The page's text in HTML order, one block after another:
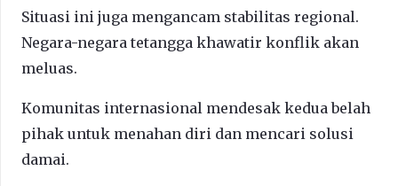
Situasi ini juga mengancam stabilitas regional.
Negara-negara tetangga khawatir konflik akan
meluas.
Komunitas internasional mendesak kedua belah
pihak untuk menahan diri dan mencari solusi
damai.